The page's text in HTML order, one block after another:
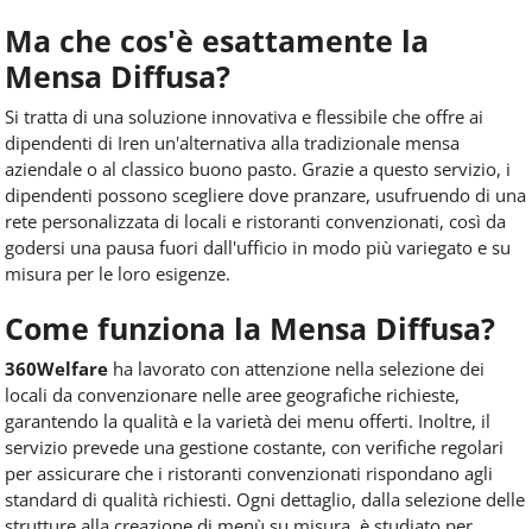
Ma che cos'è esattamente la
Mensa Diffusa?
Si tratta di una soluzione innovativa e flessibile che offre ai
dipendenti di Iren un'alternativa alla tradizionale mensa
aziendale o al classico buono pasto. Grazie a questo servizio, i
dipendenti possono scegliere dove pranzare, usufruendo di una
rete personalizzata di locali e ristoranti convenzionati, così da
godersi una pausa fuori dall'ufficio in modo più variegato e su
misura per le loro esigenze.
Come funziona la Mensa Diffusa?
360Welfare ha lavorato con attenzione nella selezione dei
locali da convenzionare nelle aree geografiche richieste,
garantendo la qualità e la varietà dei menu offerti. Inoltre, il
servizio prevede una gestione costante, con verifiche regolari
per assicurare che i ristoranti convenzionati rispondano agli
standard di qualità richiesti. Ogni dettaglio, dalla selezione delle